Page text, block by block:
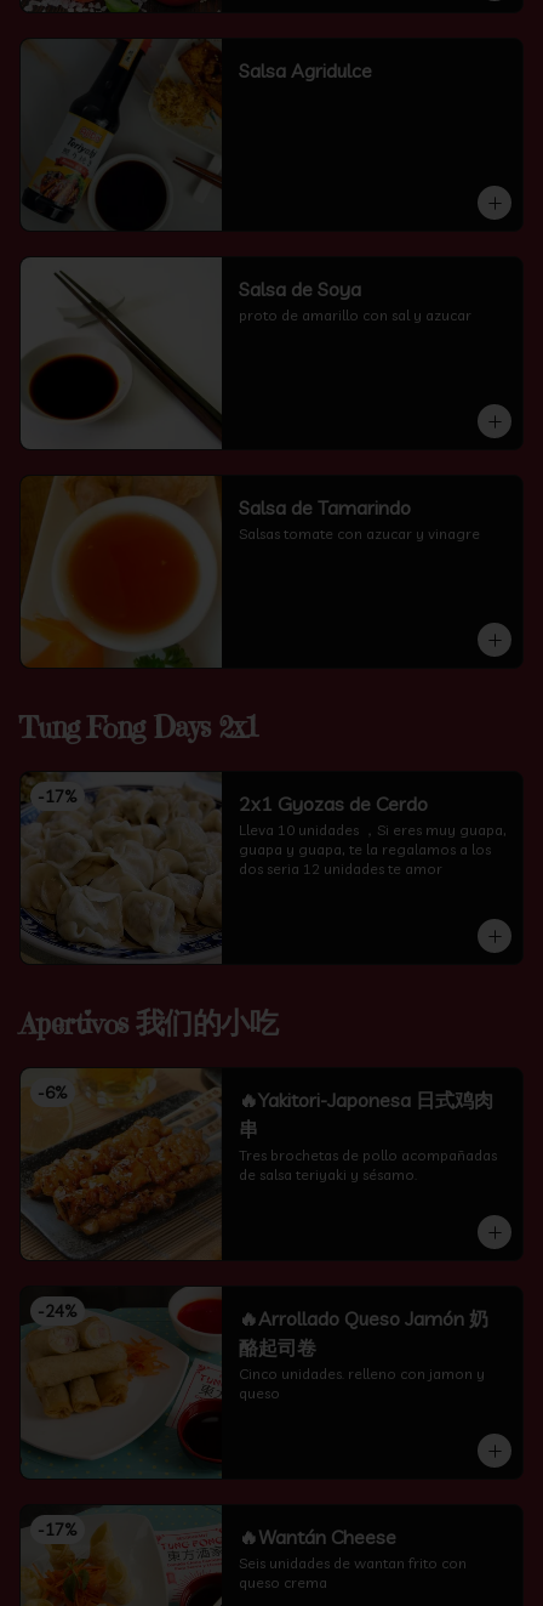
Salsa Agridulce
Salsa de Soya
proto de amarillo con sal y azucar
Salsa de Tamarindo
Salsas tomate con azucar y vinagre
Tung Fong Days 2x1
-17% 2x1 Gyozas de Cerdo
Lleva 10 unidades ，Si eres muy guapa,
guapa y guapa, te la regalamos a los
dos seria 12 unidades te amor
Apertivos 我们的小吃
-6%
🔥Yakitori-Japonesa 日式鸡肉
串
Tres brochetas de pollo acompañadas
de salsa teriyaki y sésamo.
-24%
🔥Arrollado Queso Jamón 奶
酪起司卷
Cinco unidades. relleno con jamon y
queso
-17% 🔥Wantán Cheese
Seis unidades de wantan frito con
queso crema